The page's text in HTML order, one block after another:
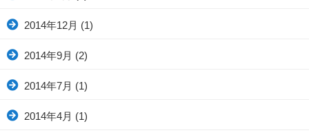
2014年12月 (1)
2014年9月 (2)
2014年7月 (1)
2014年4月 (1)